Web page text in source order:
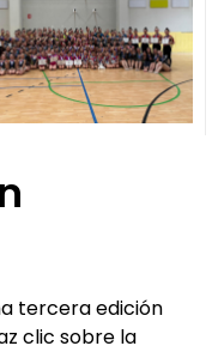
tercera edición
clic sobre la